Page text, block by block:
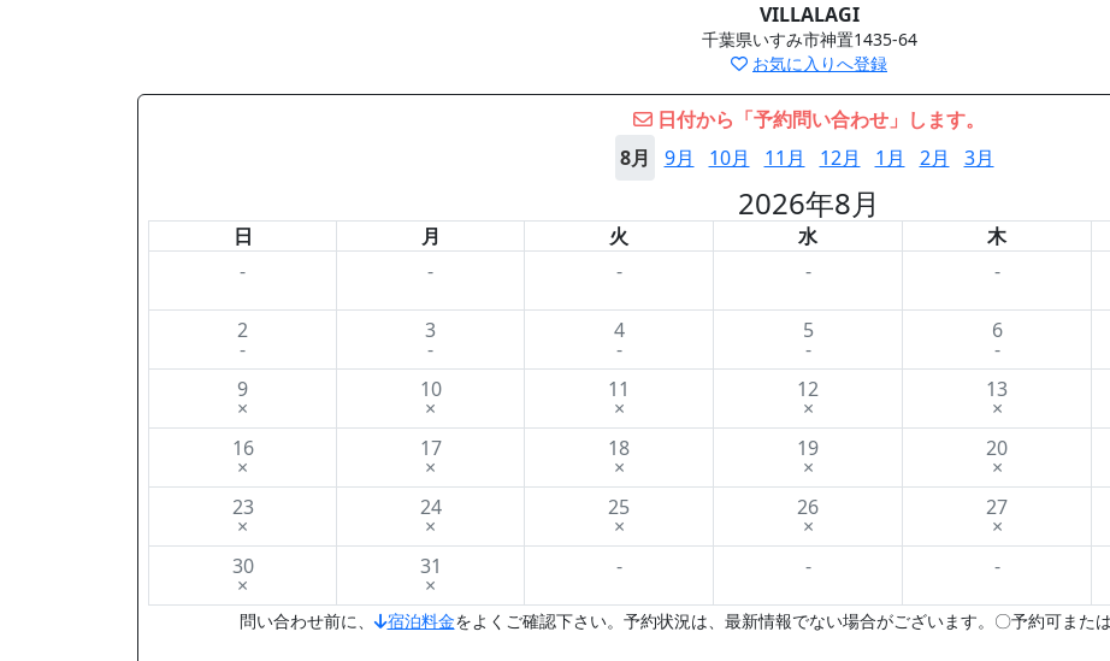
VILLALAGI
千葉県いすみ市神置1435-64
お気に入りへ登録
日付から「予約問い合わせ」します。
8月
9月 10月 11月 12月 1月 2月 3月
2026年8月
日 月 火 水 木
-
- - - -
2
-
3
-
4
-
5
-
6
-
9
×
10
×
11
×
12
×
13
×
16
×
17
×
18
×
19
×
20
×
23
×
24
×
25
×
26
×
27
×
30
×
31
×
- - -
問い合わせ前に、 宿泊料金をよくご確認下さい。予約状況は、最新情報でない場合がございます。〇予約可また